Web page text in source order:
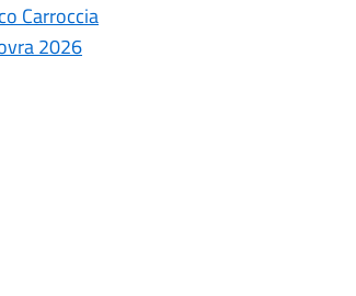
Carroccia
2026